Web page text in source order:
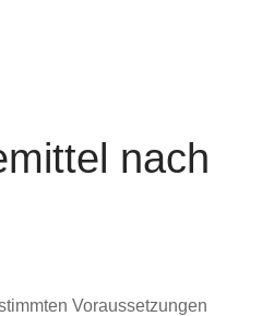
nach
Voraussetzungen